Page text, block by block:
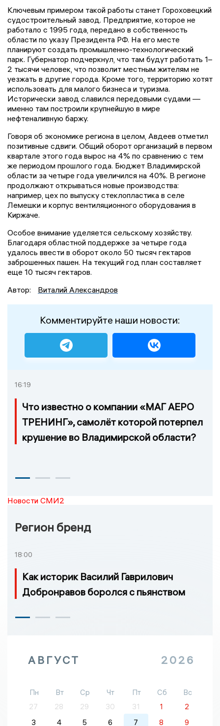
Ключевым примером такой работы станет Гороховецкий
судостроительный завод. Предприятие, которое не
работало с 1995 года, передано в собственность
области по указу Президента РФ. На его месте
планируют создать промышленно-технологический
парк. Губернатор подчеркнул, что там будут работать 1–
2 тысячи человек, что позволит местным жителям не
уезжать в другие города. Кроме того, территорию хотят
использовать для малого бизнеса и туризма.
Исторически завод славился передовыми судами —
именно там построили крупнейшую в мире
нефтеналивную баржу.
Говоря об экономике региона в целом, Авдеев отметил
позитивные сдвиги. Общий оборот организаций в первом
квартале этого года вырос на 4% по сравнению с тем
же периодом прошлого года. Бюджет Владимирской
области за четыре года увеличился на 40%. В регионе
продолжают открываться новые производства:
например, цех по выпуску стеклопластика в селе
Лемешки и корпус вентиляционного оборудования в
Киржаче.
Особое внимание уделяется сельскому хозяйству.
Благодаря областной поддержке за четыре года
удалось ввести в оборот около 50 тысяч гектаров
заброшенных пашен. На текущий год план составляет
еще 10 тысяч гектаров.
Автор:
Виталий Александров
Комментируйте наши новости:
16:19
Что известно о компании «МАГ АЕРО
ТРЕНИНГ», самолёт которой потерпел
крушение во Владимирской области?
Новости СМИ2
Регион бренд
18:00
Как историк Василий Гаврилович
Добронравов боролся с пьянством
АВГУСТ 2026
Пн Вт Ср Чт Пт Сб
Вс
27
28 29 30 31 1
2
3
4 5 6 7 8 9